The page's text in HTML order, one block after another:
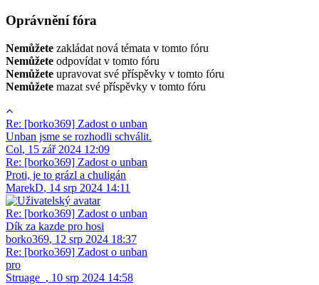
Oprávnění fóra
Nemůžete zakládat nová témata v tomto fóru
Nemůžete odpovídat v tomto fóru
Nemůžete upravovat své příspěvky v tomto fóru
Nemůžete mazat své příspěvky v tomto fóru
Re: [borko369] Zadost o unban
Unban jsme se rozhodli schválit.
Col, 15 zář 2024 12:09
Re: [borko369] Zadost o unban
Proti, je to grázl a chuligán
MarekD, 14 srp 2024 14:11
Re: [borko369] Zadost o unban
Dík za kazde pro hosi
borko369, 12 srp 2024 18:37
Re: [borko369] Zadost o unban
pro
Struage_ , 10 srp 2024 14:58